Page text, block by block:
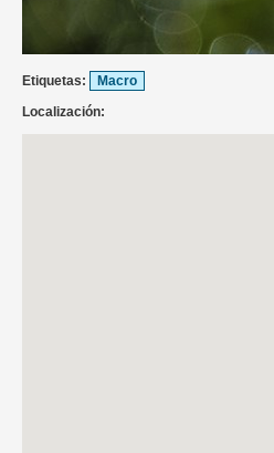
Etiquetas:
Macro
Localización: